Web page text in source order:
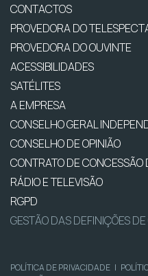
CONTACTOS
PROVEDORA DO
PROVEDORA DO OUVINTE
ACESSIBILIDADES
SATÉLITES
A EMPRESA
CONSELHO GERAL
CONSELHO DE OPINIÃO
CONTRATO DE CONCESSÃO
RÁDIO E TELEVISÃO
RGPD
GESTÃO DAS DEFINIÇÕES DE
POLÍTICA DE PRIVACIDADE |